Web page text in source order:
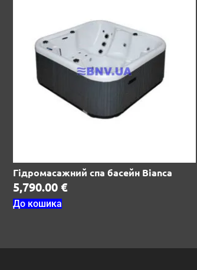
Гідромасажний спа басейн Bianca
5,790.00 €
До кошика